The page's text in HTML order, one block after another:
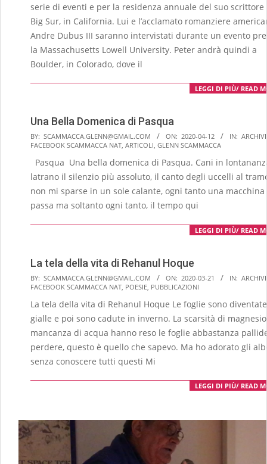
serie di eventi e per la residenza annuale del suo scrittore
Big Sur, in California. Lui e l’acclamato romanziere
Andre Dubus III saranno intervistati durante un evento
la Massachusetts Lowell University. Peter andrà quindi a
Boulder, in Colorado, dove il
LEGGI DI PIÙ/ READ
Una Bella Domenica di Pasqua
2020-
04-
12
BY: SCAMMACCA.GLENN@GMAIL.COM ON: 2020-04-12 IN:
FACEBOOK SCAMMACCA NAT, ARTICOLI, GLENN SCAMMACCA
Pasqua Una bella domenica di Pasqua. Cani in
latrano il silenzio più assoluto, il canto degli uccelli al
non mi sparse in un sole calante, ogni tanto una macchina
passa ma soltanto ogni tanto, il tempo qui
LEGGI DI PIÙ/ READ
La tela della vita di Rehanul Hoque
2020-
03-
21
BY: SCAMMACCA.GLENN@GMAIL.COM ON: 2020-03-21 IN:
FACEBOOK SCAMMACCA NAT POESIE PUBBLICAZIONI
La tela della vita di Rehanul Hoque Le foglie sono diventate
gialle e poi sono cadute in inverno. La scarsità di
mancanza di acqua hanno reso le foglie abbastanza
perdere, questo è quello che sapevo. Ma ho adorato gli
senza conoscere tutti questi Mi
LEGGI DI PIÙ/ READ